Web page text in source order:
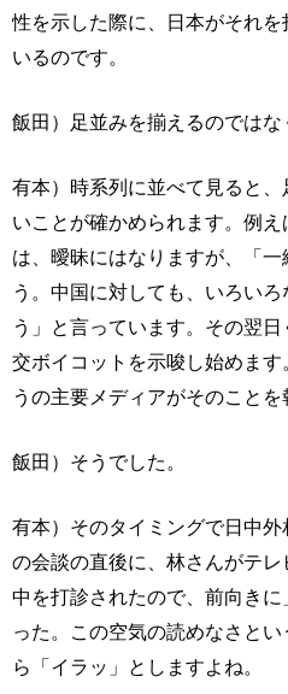
性を示した際に、日本がそれ
いるのです。
飯田）足並みを揃えるのではな
有本）時系列に並べて見ると
いことが確かめられます。例
は、曖昧にはなりますが、「
う。中国に対しても、いろい
う」と言っています。その翌
交ボイコットを示唆し始めま
うの主要メディアがそのことを
飯田）そうでした。
有本）そのタイミングで日中
の会談の直後に、林さんがテ
中を打診されたので、前向き
った。この空気の読めなさと
ら「イラッ」としますよね。